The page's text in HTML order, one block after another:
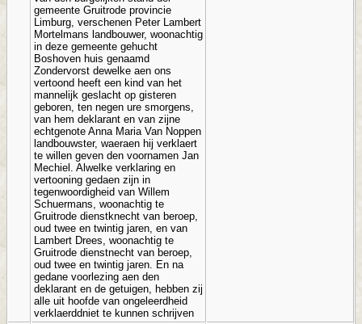
gemeente Gruitrode provincie
Limburg, verschenen Peter Lambert
Mortelmans landbouwer, woonachtig
in deze gemeente gehucht
Boshoven huis genaamd
Zondervorst dewelke aen ons
vertoond heeft een kind van het
mannelijk geslacht op gisteren
geboren, ten negen ure smorgens,
van hem deklarant en van zijne
echtgenote Anna Maria Van Noppen
landbouwster, waeraen hij verklaert
te willen geven den voornamen Jan
Mechiel. Alwelke verklaring en
vertooning gedaen zijn in
tegenwoordigheid van Willem
Schuermans, woonachtig te
Gruitrode dienstknecht van beroep,
oud twee en twintig jaren, en van
Lambert Drees, woonachtig te
Gruitrode dienstnecht van beroep,
oud twee en twintig jaren. En na
gedane voorlezing aen den
deklarant en de getuigen, hebben zij
alle uit hoofde van ongeleerdheid
verklaerddniet te kunnen schrijven